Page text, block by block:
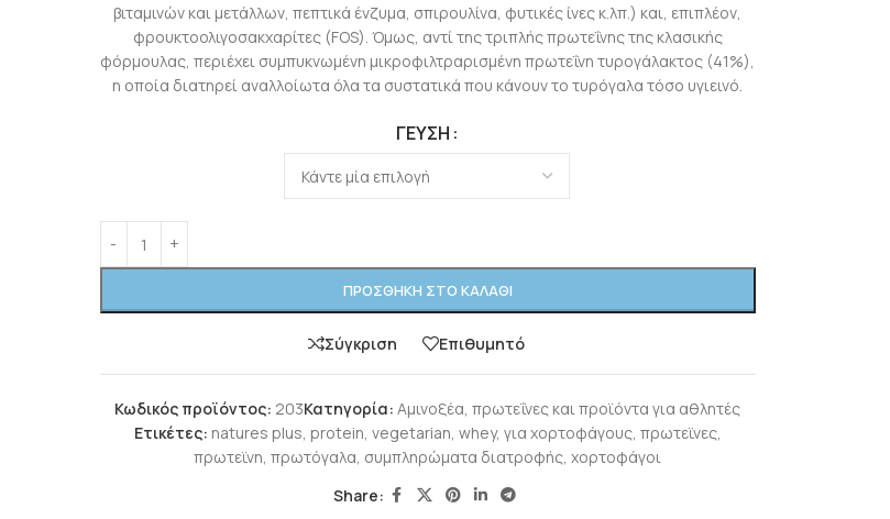
βιταμινών και μετάλλων, πεπτικά ένζυμα, σπιρουλίνα, φυτικές ίνες κ.λπ.) και, επιπλέον,
φρουκτοολιγοσακχαρίτες (FOS). Όμως, αντί της τριπλής πρωτεΐνης της κλασικής
φόρμουλας, περιέχει συμπυκνωμένη μικροφιλτραρισμένη πρωτεΐνη τυρογάλακτος (41%),
η οποία διατηρεί αναλλοίωτα όλα τα συστατικά που κάνουν το τυρόγαλα τόσο υγιεινό.
ΓΕΎΣΗ
ΠΡΟΣΘΉΚΗ ΣΤΟ ΚΑΛΆΘΙ
Σύγκριση Επιθυμητό
Κωδικός προϊόντος: 203Κατηγορία: Αμινοξέα, πρωτεΐνες και προϊόντα για αθλητές
Ετικέτες: natures plus, protein, vegetarian, whey, για χορτοφάγους, πρωτεϊνες,
πρωτεϊνη, πρωτόγαλα, συμπληρώματα διατροφής, χορτοφάγοι
Share: